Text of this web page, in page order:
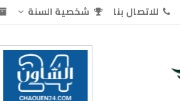
للاتصال بنا شخصية السنة